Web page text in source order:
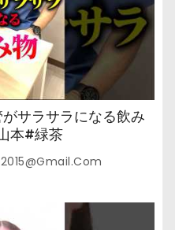
がサラサラになる飲み
本#緑茶